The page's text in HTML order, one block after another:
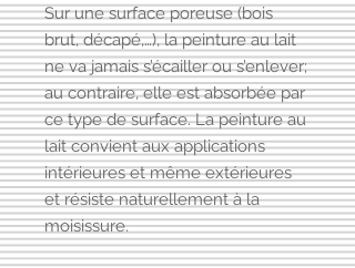
Sur une surface poreuse (bois
brut, décapé,…), la peinture au lait
ne va jamais s’écailler ou s’enlever;
au contraire, elle est absorbée par
ce type de surface. La peinture au
lait convient aux applications
intérieures et même extérieures
et résiste naturellement à la
moisissure.